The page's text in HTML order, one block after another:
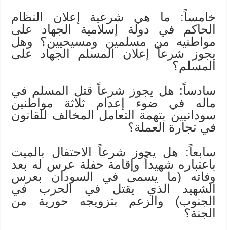
خامساً: ما هي شرعية إعلان النظام
الحاكم في دولة إسلامية الجهاد على
مواطنيه من مسلمين ومسيحيين؟ وهل
يجوز شرعاً إعلان المسلم الجهاد على
المسلم؟
سادساً: هل يجوز شرعاً قتل المسلم في
ماله في ضوء إعدام ثلاثة مواطنين
سودانيين بتهمة التعامل المخالف للقانون
في تجارة العملة؟
سابعاً: هل يجوز شرعاً الاحتفال بالميت
باعتباره شهيداً وإقامة حفلة عرس له بعد
وفاته (ما يسمى في السودان بعرس
الشهيد الذي يقتل في الحرب في
الجنوب) والزعم بتزويجه حورية من
الجنة؟